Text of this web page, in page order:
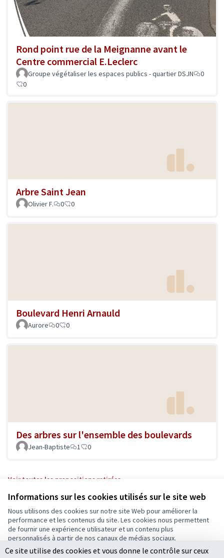
Informations sur les cookies utilisés sur le site web
Nous utilisons des cookies sur notre site Web pour améliorer la
performance et les contenus du site. Les cookies nous permettent
de fournir une expérience utilisateur et un contenu plus
personnalisés à partir de nos canaux de médias sociaux.
Tout accepter
Rond point rue de la Meignanne avant le
Centre commercial E.Leclerc
Groupe végétaliser les espaces publics - quartier DSJN
0
0
Arbre Saint Jean
Olivier F. 0 0
Boulevard Henri Arnauld
Aurore 0 0
Des arbres sur l'ensemble des boulevards
Jean-Baptiste 1 0
Voir toutes les propositions retirées
Conditions d'utilisation
Paramètres des cookies
Ecrivons Angers sur X
(Lien externe)
Ecrivons Angers sur Facebook
(Lien externe)
Ce site utilise des cookies et vous donne le contrôle sur ceux